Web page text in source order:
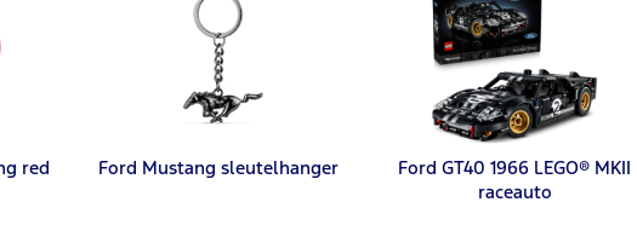
red Ford Mustang sleutelhanger
Ford GT40 1966 LEGO® MKII
raceauto